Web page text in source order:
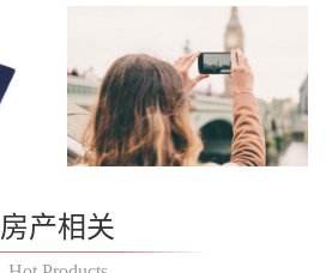
房产相关